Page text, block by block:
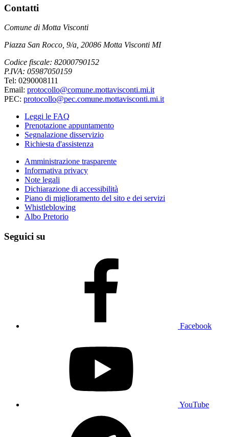
Contatti
Comune di Motta Visconti
Piazza San Rocco, 9/a, 20086 Motta Visconti MI
Codice fiscale: 82000790152
P.IVA: 05987050159
Tel: 0290008111
Email: protocollo@comune.mottavisconti.mi.it
PEC: protocollo@pec.comune.mottavisconti.mi.it
Leggi le FAQ
Prenotazione appuntamento
Segnalazione disservizio
Richiesta d'assistenza
Amministrazione trasparente
Informativa privacy
Note legali
Dichiarazione di accessibilità
Piano di miglioramento del sito e dei servizi
Whistleblowing
Albo Pretorio
Seguici su
Facebook
YouTube